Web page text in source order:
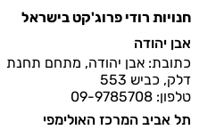
חנויות רודי פרוג'קט בישראל
אבן יהודה
כתובת: אבן יהודה, מתחם תחנת
דלק, כביש 553
טלפון: 09-9785708
תל אביב המרכז האולימפי